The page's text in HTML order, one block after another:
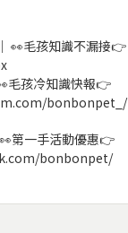
👀毛孩知識不漏接👉
毛孩冷知識快報👉
bonbonpet_/
第一手活動優惠👉
bonbonpet/